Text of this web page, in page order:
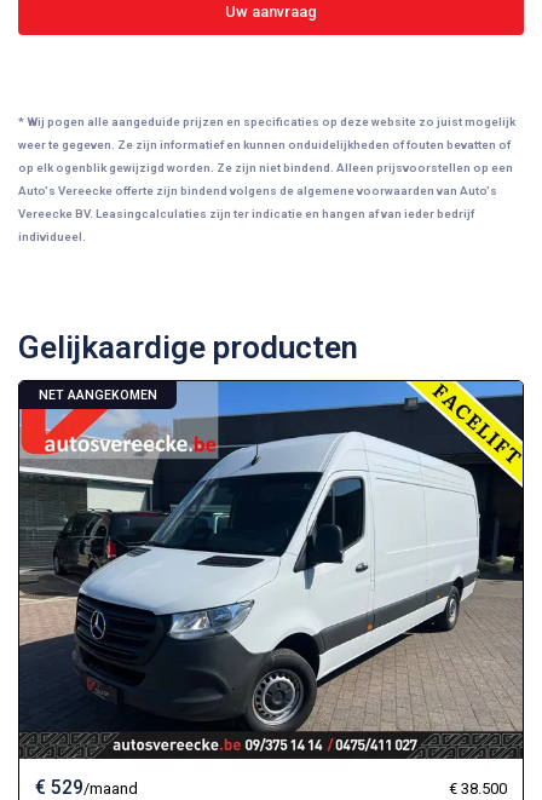
Uw aanvraag
* Wij pogen alle aangeduide prijzen en specificaties op deze website zo juist mogelijk
weer te gegeven. Ze zijn informatief en kunnen onduidelijkheden of fouten bevatten of
op elk ogenblik gewijzigd worden. Ze zijn niet bindend. Alleen prijsvoorstellen op een
Auto's Vereecke offerte zijn bindend volgens de algemene voorwaarden van Auto's
Vereecke BV. Leasingcalculaties zijn ter indicatie en hangen af van ieder bedrijf
individueel.
Gelijkaardige producten
NET AANGEKOMEN
€ 529/maand € 38.500